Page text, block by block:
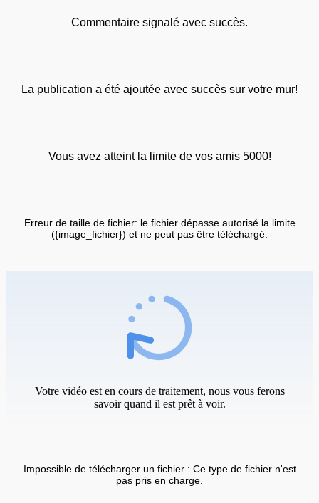
Commentaire signalé avec succès.
La publication a été ajoutée avec succès sur votre mur!
Vous avez atteint la limite de vos amis 5000!
Erreur de taille de fichier: le fichier dépasse autorisé la limite
({image_fichier}) et ne peut pas être téléchargé.
Votre vidéo est en cours de traitement, nous vous ferons
savoir quand il est prêt à voir.
Impossible de télécharger un fichier : Ce type de fichier n'est
pas pris en charge.